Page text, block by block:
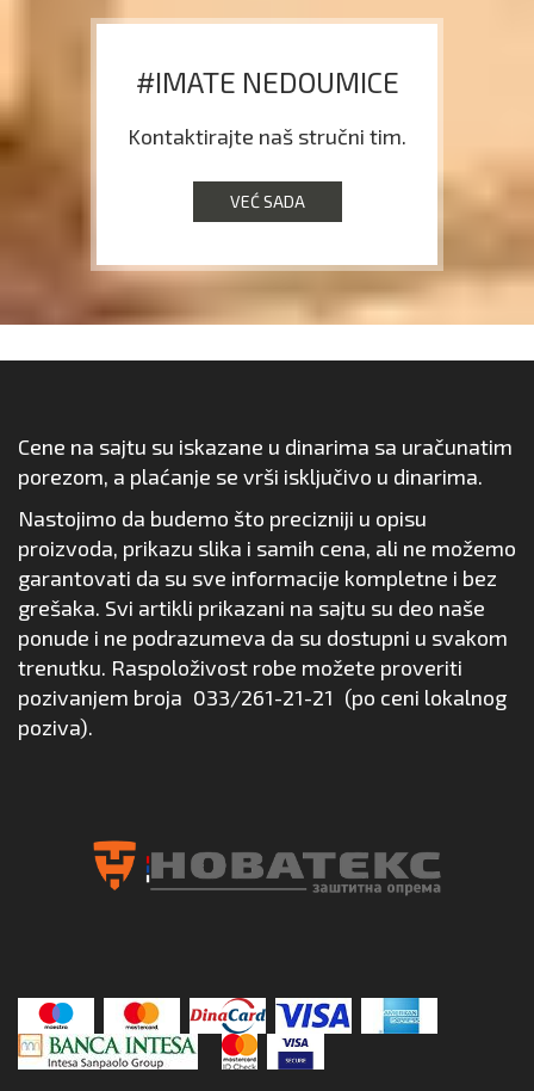
#IMATE NEDOUMICE
Kontaktirajte naš stručni tim.
VEĆ SADA
Cene na sajtu su iskazane u dinarima sa uračunatim
porezom, a plaćanje se vrši isključivo u dinarima.
Nastojimo da budemo što precizniji u opisu
proizvoda, prikazu slika i samih cena, ali ne možemo
garantovati da su sve informacije kompletne i bez
grešaka. Svi artikli prikazani na sajtu su deo naše
ponude i ne podrazumeva da su dostupni u svakom
trenutku. Raspoloživost robe možete proveriti
pozivanjem broja 033/261-21-21 (po ceni lokalnog
poziva).